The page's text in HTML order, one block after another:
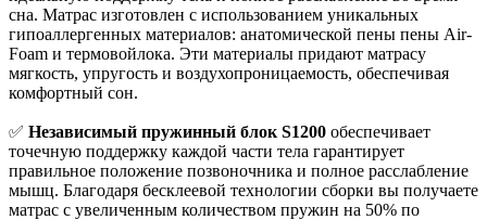
сна. Матрас изготовлен с использованием уникальных
гипоаллергенных материалов: анатомической пены пены Air-
Foam и термовойлока. Эти материалы придают матрасу
мягкость, упругость и воздухопроницаемость, обеспечивая
комфортный сон.
✅ Независимый пружинный блок S1200 обеспечивает
точечную поддержку каждой части тела гарантирует
правильное положение позвоночника и полное расслабление
мышц. Благодаря бесклеевой технологии сборки вы получаете
матрас с увеличенным количеством пружин на 50% по